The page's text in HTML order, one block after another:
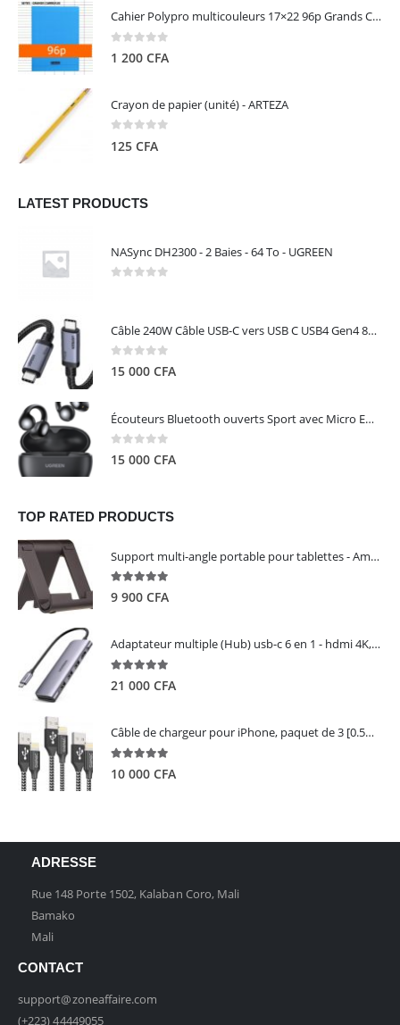
Cahier Polypro multicouleurs 17×22 96p Grands Carreaux Séyès 90g - CALLIGRAPHE
1 200 CFA
Crayon de papier (unité) - ARTEZA
125 CFA
LATEST PRODUCTS
NASync DH2300 - 2 Baies - 64 To - UGREEN
Câble 240W Câble USB-C vers USB C USB4 Gen4 80Gbps pour Thunderbolt 5/4/3, Premium 18K double écran triple 4K PD3.1 - UGREEN
0 out of 5
15 000 CFA
Écouteurs Bluetooth ouverts Sport avec Micro ENC IPX5 – HiTune S3 UGREEN 45785
0 out of 5
15 000 CFA
TOP RATED PRODUCTS
Support multi-angle portable pour tablettes - Amazon Basics
5.00out of 5
9 900 CFA
Adaptateur multiple (Hub) usb-c 6 en 1 - hdmi 4K, 3 ports USB 3.0 et lecteur de carte sd tf - UGREEN
5.00out of 5
21 000 CFA
Câble de chargeur pour iPhone, paquet de 3 [0.5M 1M 2M] - GIANAC
5.00out of 5
10 000 CFA
ADRESSE
Rue 148 Porte 1502, Kalaban Coro, Mali
Bamako
Mali
CONTACT
support@zoneaffaire.com
(+223) 44449055